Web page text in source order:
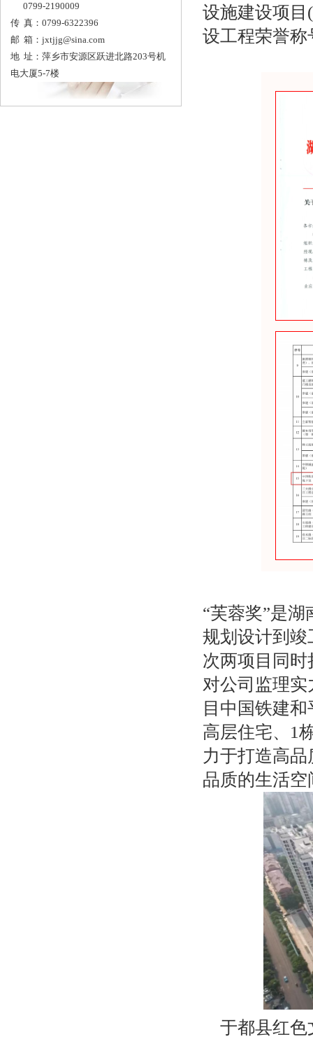
0799-2190009
传 真：0799-6322396
邮 箱： jxtjjg@sina.com
地 址：萍乡市安源区跃进北路203号机
电大厦5-7楼
设施建设项
设工程荣誉称
“芙蓉奖”是
规划设计到
次两项目同
对公司监理
目中国铁建
高层住宅、1
力于打造高
品质的生活
于都县红色